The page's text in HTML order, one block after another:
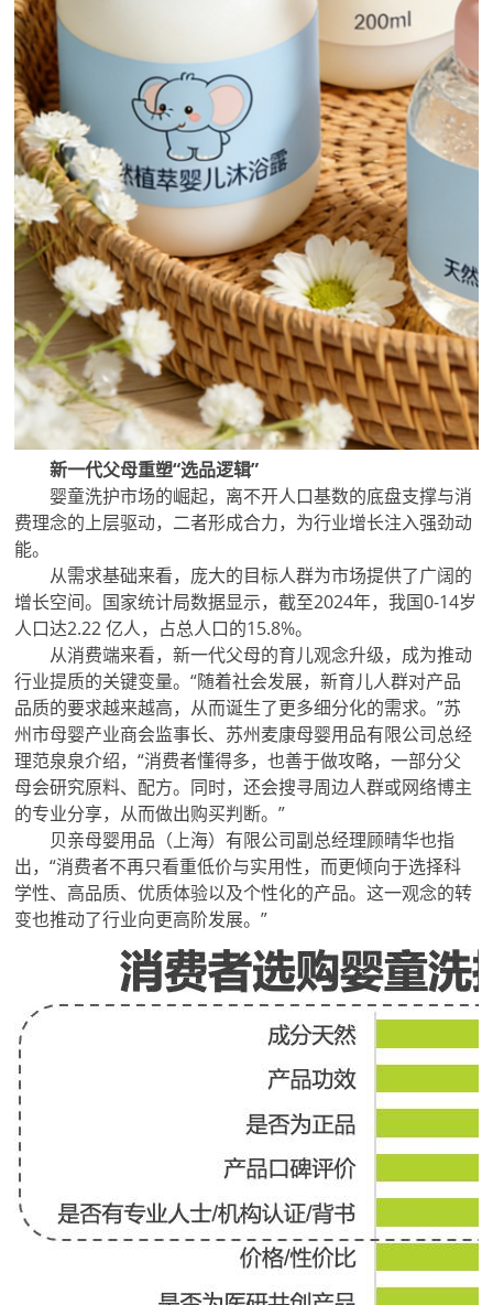
新一代父母重塑“选品逻辑”
婴童洗护市场的崛起，离不开人口基数的底盘支撑与消
费理念的上层驱动，二者形成合力，为行业增长注入强劲动
能。
从需求基础来看，庞大的目标人群为市场提供了广阔的
增长空间。国家统计局数据显示，截至2024年，我国0-14岁
人口达2.22 亿人，占总人口的15.8%。
从消费端来看，新一代父母的育儿观念升级，成为推动
行业提质的关键变量。“随着社会发展，新育儿人群对产品
品质的要求越来越高，从而诞生了更多细分化的需求。”苏
州市母婴产业商会监事长、苏州麦康母婴用品有限公司总经
理范泉泉介绍，“消费者懂得多，也善于做攻略，一部分父
母会研究原料、配方。同时，还会搜寻周边人群或网络博主
的专业分享，从而做出购买判断。”
贝亲母婴用品（上海）有限公司副总经理顾晴华也指
出，“消费者不再只看重低价与实用性，而更倾向于选择科
学性、高品质、优质体验以及个性化的产品。这一观念的转
变也推动了行业向更高阶发展。”